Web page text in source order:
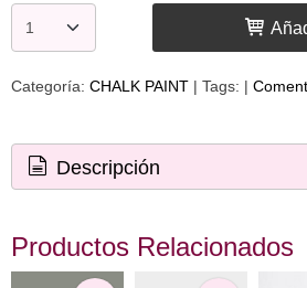
Categoría: CHALK PAINT | Tags: |
Descripción
Productos Relacionados